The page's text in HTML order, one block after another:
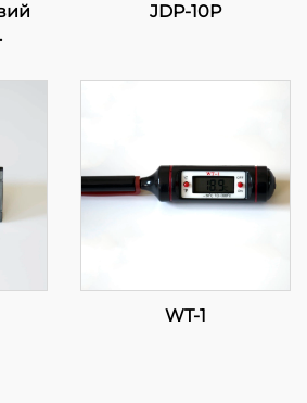
JDP-10P
WT-1